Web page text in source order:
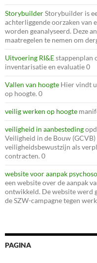
StorybuilderStorybuilder is
achterliggende oorzaken van
worden geanalyseerd. Deze
maatregelen te nemen om
Uitvoering RI&Estappenplan
inventarisatie en evaluatie 0
Vallen van hoogte Hier vindt
op hoogte. 0
veilig werken op hoogte
veiligheid in aanbesteding
Veiligheid in de Bouw
veiligheidsbewustzijn als
contracten. 0
website voor aanpak
een website over de aanpak
ontwikkeld. De website werd
de SZW-campagne tegen
PAGINA